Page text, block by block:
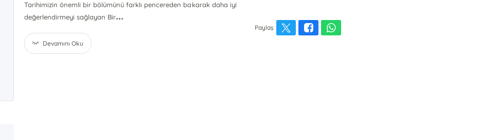
Tarihimizin önemli bir bölümünü farklı pencereden bakarak daha iyi
değerlendirmeyi sağlayan Bir...
Devamını Oku
Paylaş